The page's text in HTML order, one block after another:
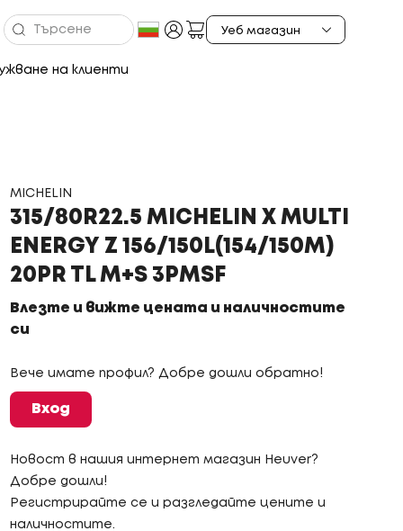
на клиенти
MICHELIN
315/80R22.5 MICHELIN X MULTI
ENERGY Z 156/150L(154/150M)
20PR TL M+S 3PMSF
Влезте и вижте цената и наличностите
си
Вече имате профил? Добре дошли обратно!
Вход
Новост в нашия интернет магазин Heuver?
Добре дошли!
Регистрирайте се и разгледайте цените и
наличностите.